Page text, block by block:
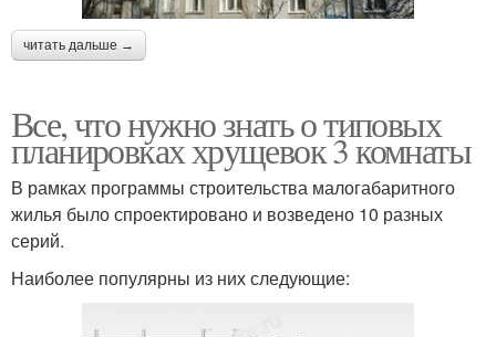
читать дальше →
Все, что нужно знать о типовых
планировках хрущевок 3 комнаты
В рамках программы строительства малогабаритного
жилья было спроектировано и возведено 10 разных
серий.
Наиболее популярны из них следующие: